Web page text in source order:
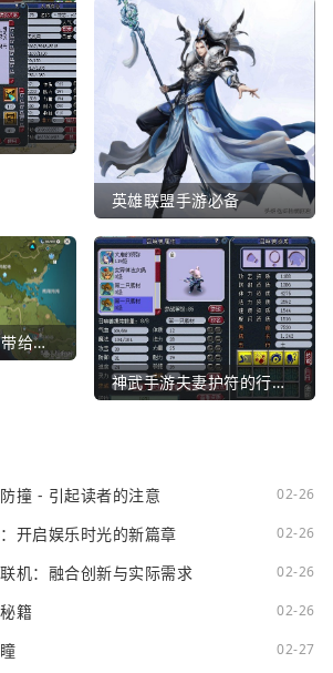
英雄联盟手游必备
石器手游活力值：带给你全新的游戏体验
神武手游夫妻护符的行业文章
撞 - 引起读者的注意 02-26
开启娱乐时光的新篇章 02-26
机：融合创新与实际需求 02-26
籍 02-26
02-27